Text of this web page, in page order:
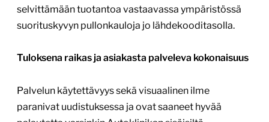
selvittämään tuotantoa vastaavassa ympäristössä
suorituskyvyn pullonkauloja jo lähdekooditasolla.
Tuloksena raikas ja asiakasta palveleva kokonaisuus
Palvelun käytettävyys sekä visuaalinen ilme
paranivat uudistuksessa ja ovat saaneet hyvää